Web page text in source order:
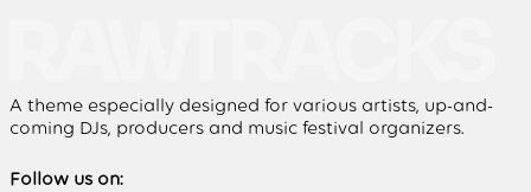
A theme especially designed for various artists, up-and-
coming DJs, producers and music festival organizers.
Follow us on: